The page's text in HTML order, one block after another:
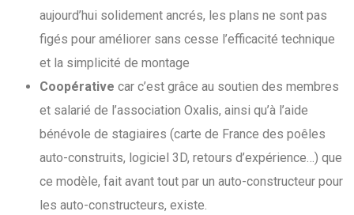
aujourd’hui solidement ancrés, les plans ne sont pas
figés pour améliorer sans cesse l’efficacité technique
et la simplicité de montage
Coopérative car c’est grâce au soutien des membres
et salarié de l’association Oxalis, ainsi qu’à l’aide
bénévole de stagiaires (carte de France des poêles
auto-construits, logiciel 3D, retours d’expérience…) que
ce modèle, fait avant tout par un auto-constructeur pour
les auto-constructeurs, existe.